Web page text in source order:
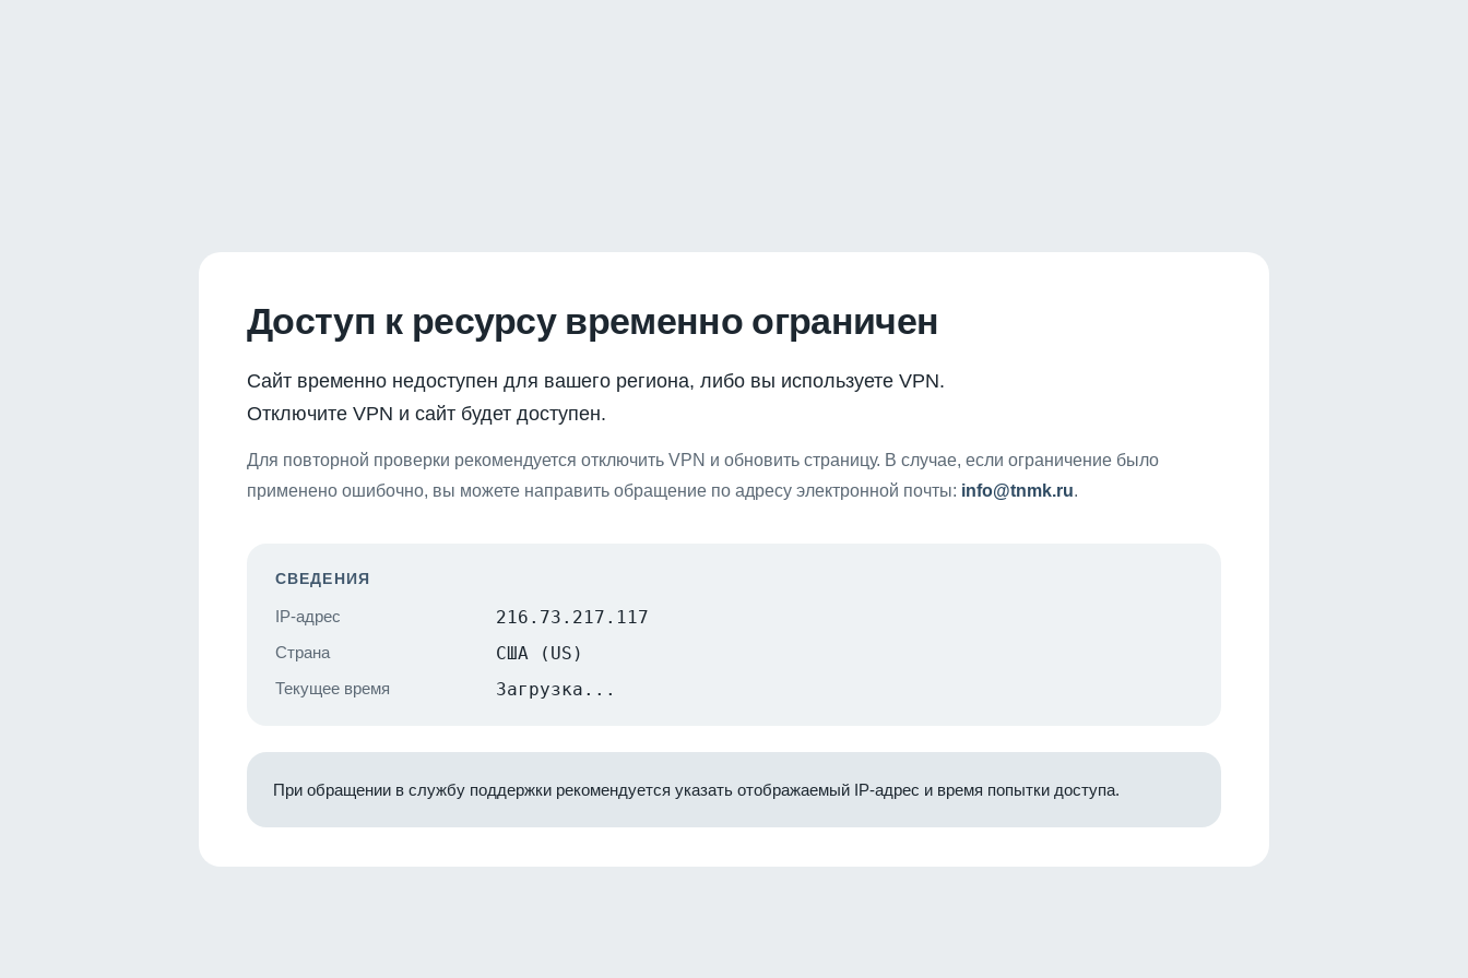
Доступ к ресурсу временно ограничен
Сайт временно недоступен для вашего региона, либо вы используете VPN.
Отключите VPN и сайт будет доступен.
Для повторной проверки рекомендуется отключить VPN и обновить страницу. В случае, если ограничение было
применено ошибочно, вы можете направить обращение по адресу электронной почты: info@tnmk.ru.
СВЕДЕНИЯ
IP-адрес 216.73.217.117
Страна США (US)
Текущее время Загрузка...
При обращении в службу поддержки рекомендуется указать отображаемый IP-адрес и время попытки доступа.